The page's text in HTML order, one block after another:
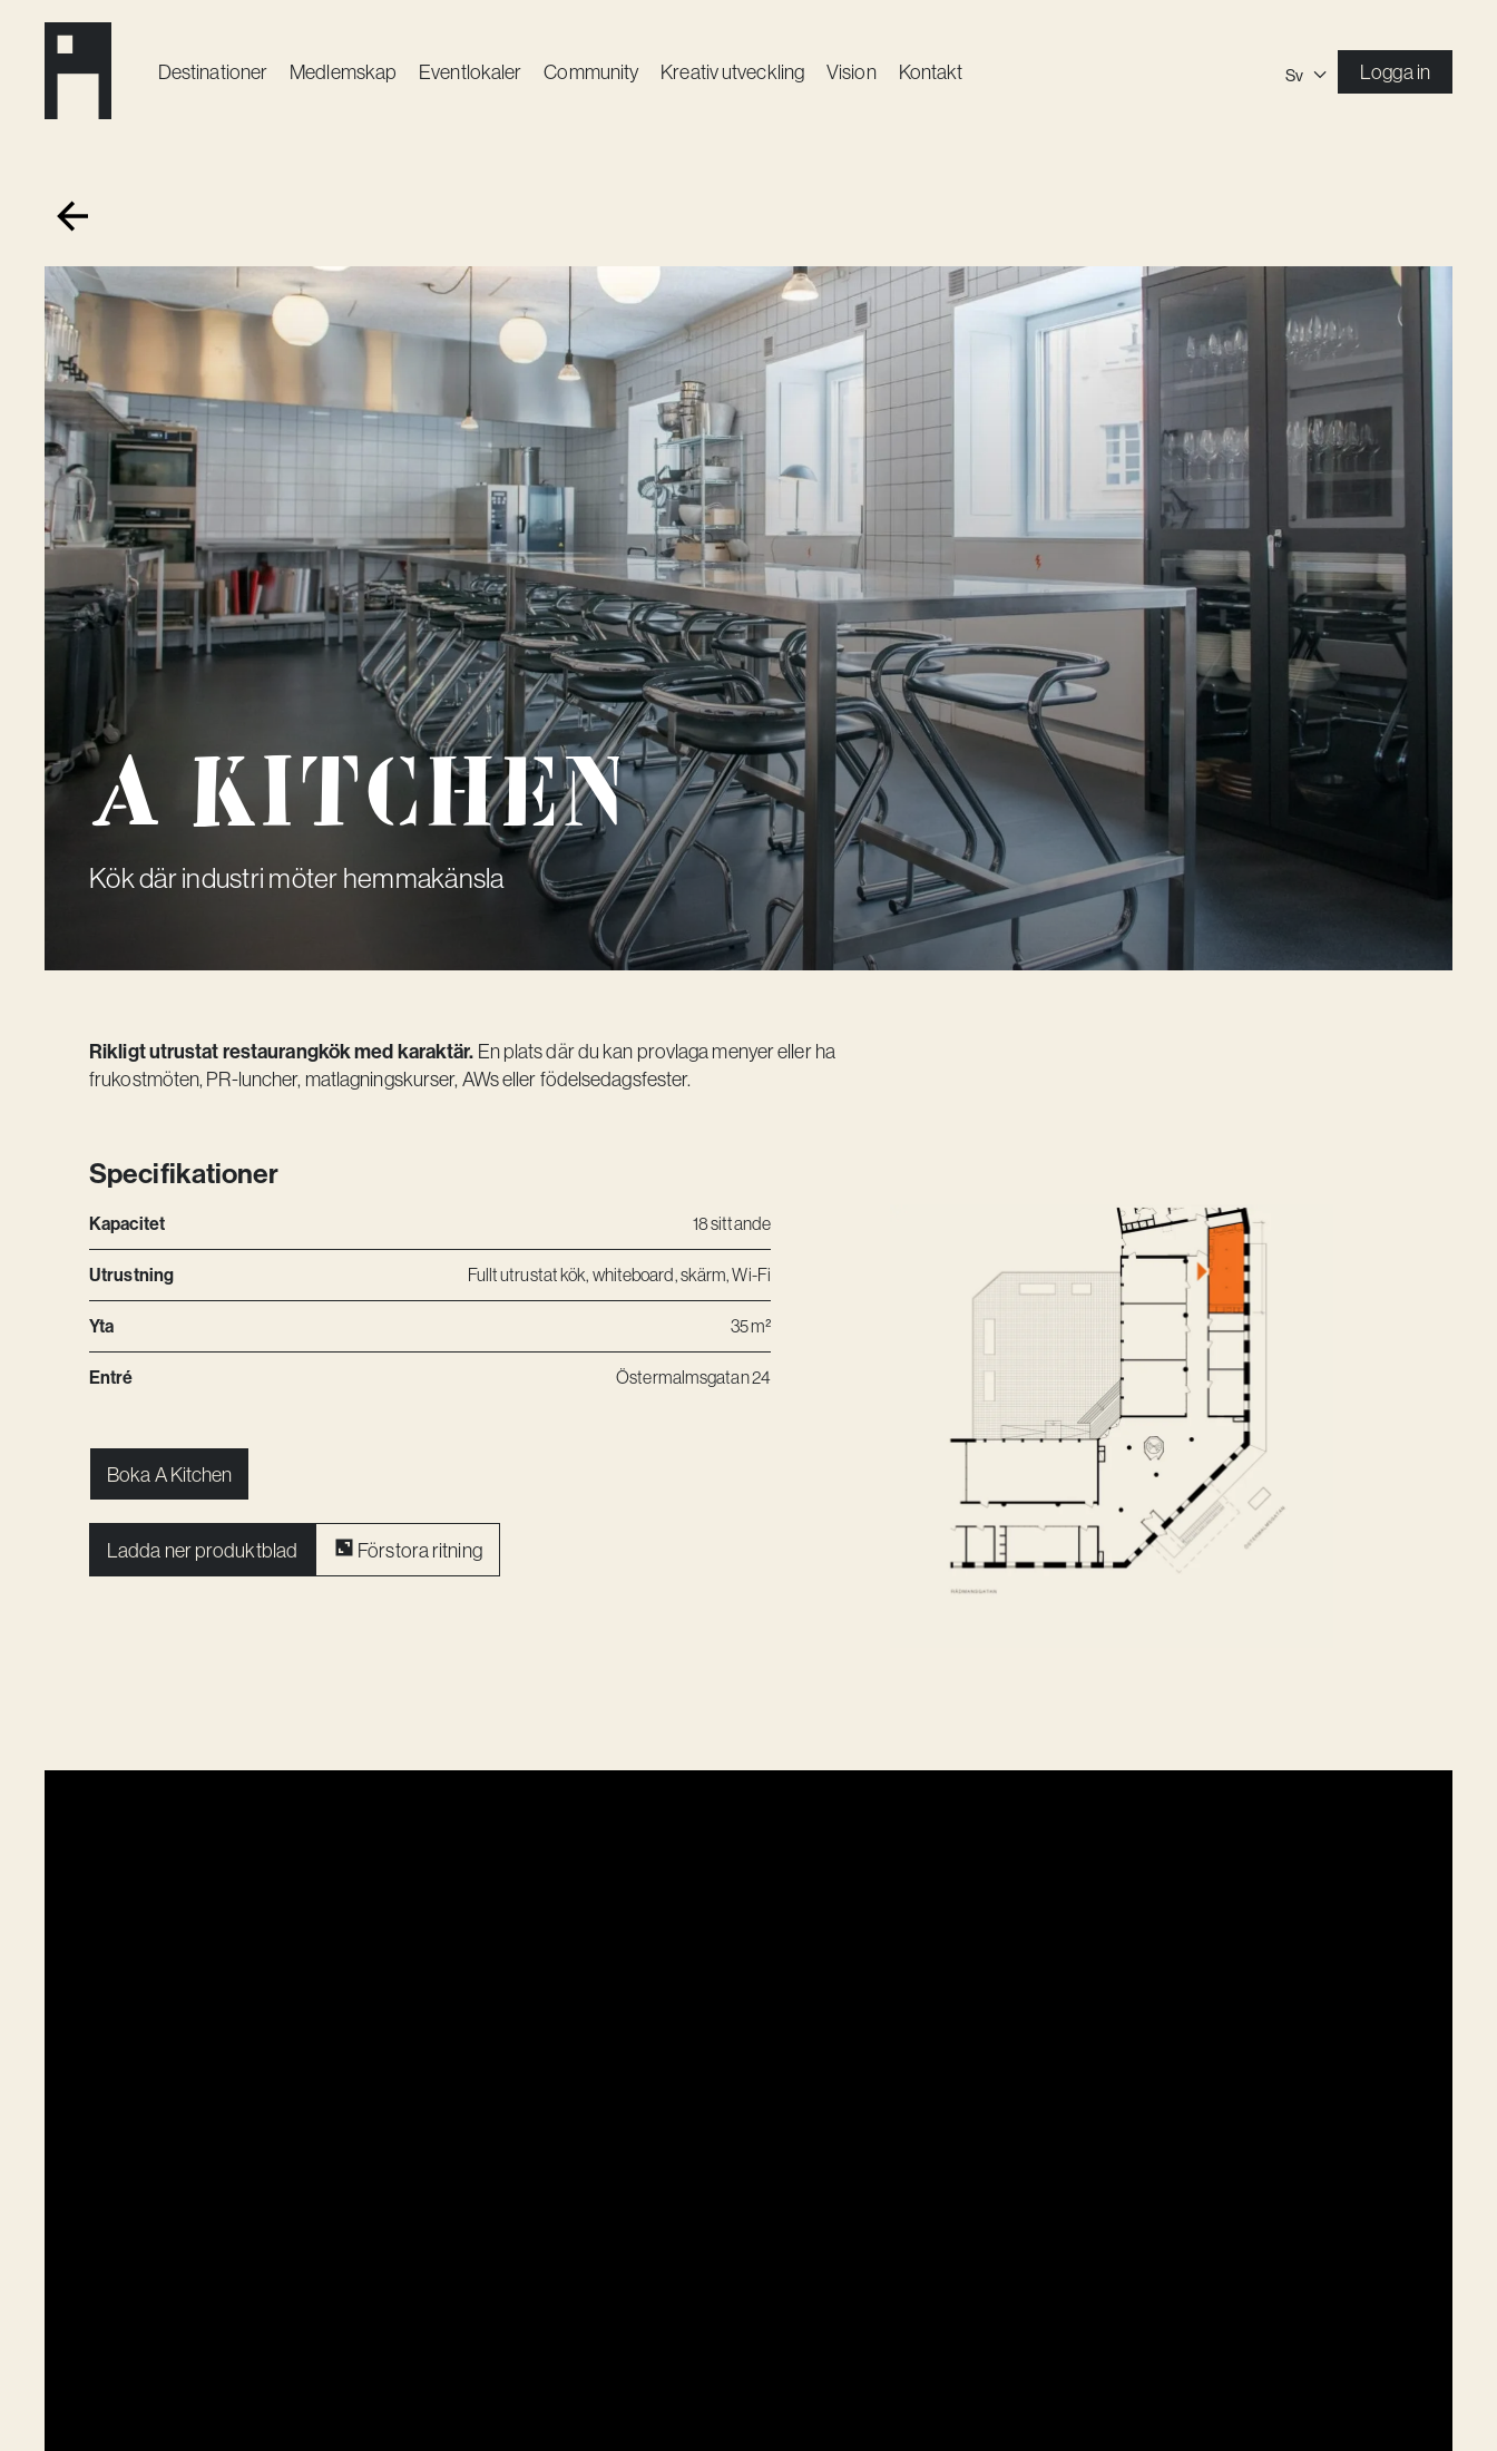
Destinationer Medlemskap Event­lokaler Community Kreativ utveckling Vision Kontakt Sv Logga in
A Kitchen
Kök där industri möter hemmakänsla
Rikligt utrustat restaurangkök med karaktär. En plats där du kan provlaga menyer eller ha
frukostmöten, PR-luncher, matlagningskurser, AWs eller födelsedagsfester.
Specifikationer
Kapacitet 18 sittande
Utrustning Fullt utrustat kök, whiteboard, skärm, Wi-Fi
Yta 35 m²
Entré Östermalmsgatan 24
Boka A Kitchen
Ladda ner produktblad Förstora ritning